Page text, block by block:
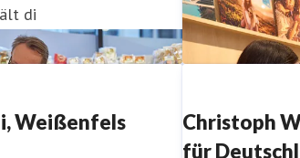
di
Weißenfels
Christoph
für